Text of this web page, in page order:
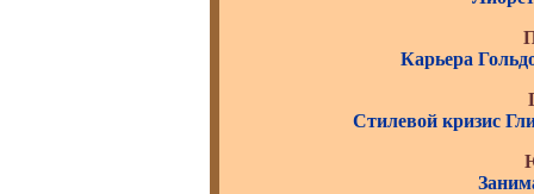
Карьера
Стилевой кризис